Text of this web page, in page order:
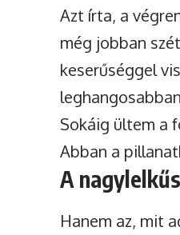
Azt írta, a
még jobban
keserűséggel
Sokáig ültem a
Abban a
A
Hanem az, mit